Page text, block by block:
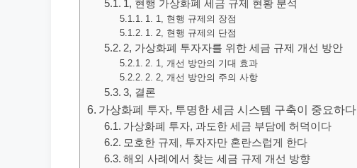
1, 현행 가상화폐 세금 규제 현황 분석
1. 1, 현행 규제의 장점
1. 2, 현행 규제의 단점
2, 가상화폐 투자자를 위한 세금 규제 개선 방안
2. 1, 개선 방안의 기대 효과
2. 2, 개선 방안의 주의 사항
3, 결론
가상화폐 투자, 투명한 세금 시스템 구축이 중요하다
가상화폐 투자, 과도한 세금 부담에 허덕이다
모호한 규제, 투자자만 혼란스럽게 한다
해외 사례에서 찾는 세금 규제 개선 방향